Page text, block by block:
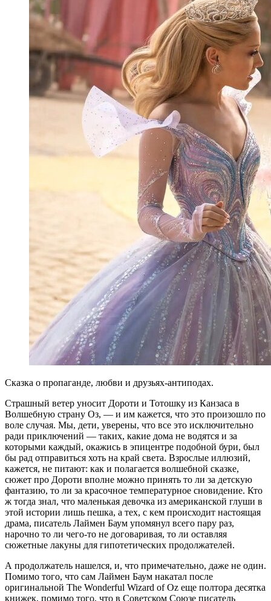
Сказка о пропаганде, любви и друзьях-антиподах.
Страшный ветер уносит Дороти и Тотошку из Канзаса в
Волшебную страну Оз, — и им кажется, что это произошло по
воле случая. Мы, дети, уверены, что все это исключительно
ради приключений — таких, какие дома не водятся и за
которыми каждый, окажись в эпицентре подобной бури, был
бы рад отправиться хоть на край света. Взрослые иллюзий,
кажется, не питают: как и полагается волшебной сказке,
сюжет про Дороти вполне можно принять то ли за детскую
фантазию, то ли за красочное температурное сновидение. Кто
ж тогда знал, что маленькая девочка из американской глуши в
этой истории лишь пешка, а тех, с кем происходит настоящая
драма, писатель Лаймен Баум упомянул всего пару раз,
нарочно то ли чего-то не договаривая, то ли оставляя
сюжетные лакуны для гипотетических продолжателей.
А продолжатель нашелся, и, что примечательно, даже не один.
Помимо того, что сам Лаймен Баум накатал после
оригинальной The Wonderful Wizard of Oz еще полтора десятка
книжек, помимо того, что в Советском Союзе писатель